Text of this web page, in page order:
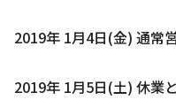
2019年 1月4日(金) 通常
2019年 1月5日(土) 休業